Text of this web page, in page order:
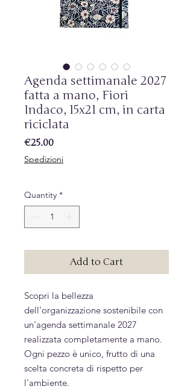
Agenda settimanale 2027
fatta a mano, Fiori
Indaco, 15x21 cm, in carta
riciclata
€25.00Price
Spedizioni
Quantity *
Add to Cart
Scopri la bellezza
dell'organizzazione sostenibile con
un'agenda settimanale 2027
realizzata completamente a mano.
Ogni pezzo è unico, frutto di una
scelta concreta di rispetto per
l'ambiente.